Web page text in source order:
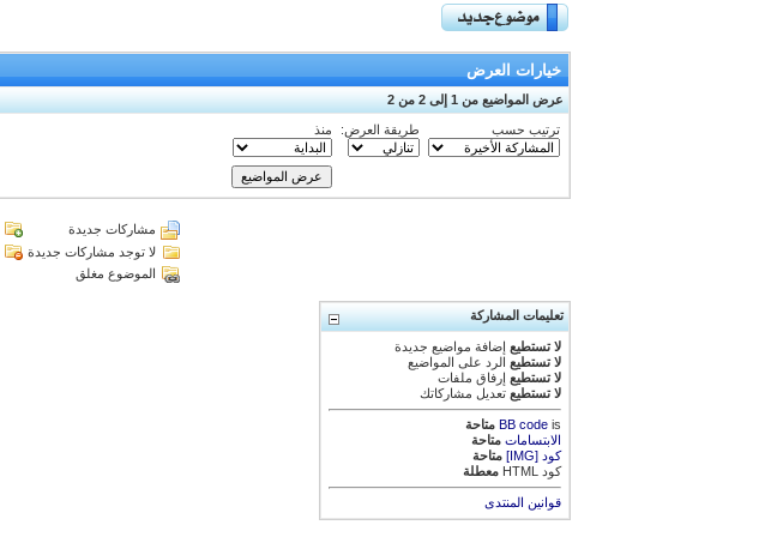
خيارات العرض
عرض المواضيع من 1 إلى 2 من 2
ترتيب حسب طريقة العرض: منذ
مشاركات جديدة
لا توجد مشاركات جديدة
الموضوع مغلق
تعليمات المشاركة
لا تستطيع إضافة مواضيع جديدة
لا تستطيع الرد على المواضيع
لا تستطيع إرفاق ملفات
لا تستطيع تعديل مشاركاتك
BB codeis
متاحة
الابتسامات متاحة
كود [IMG]
متاحة
كود HTML
معطلة
قوانين المنتدى